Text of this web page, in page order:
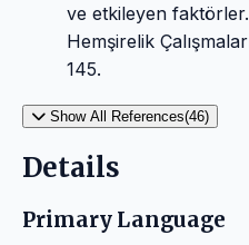
ve etkileyen
Hemşirelik
145.
Show All References(46)
Details
Primary Language